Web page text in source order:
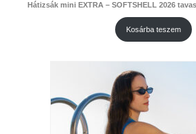
Hátizsák mini EXTRA – SOFTSHELL 2026
Kosárba teszem